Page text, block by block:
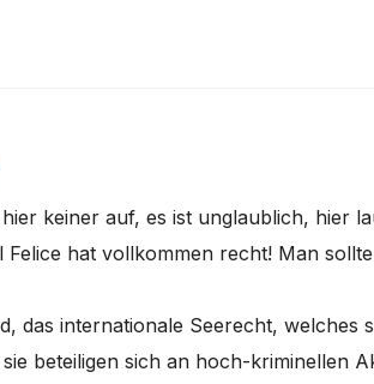
keiner auf, es ist unglaublich, hier
Felice hat vollkommen recht! Man
das internationale Seerecht, welches
beteiligen sich an hoch-kriminellen